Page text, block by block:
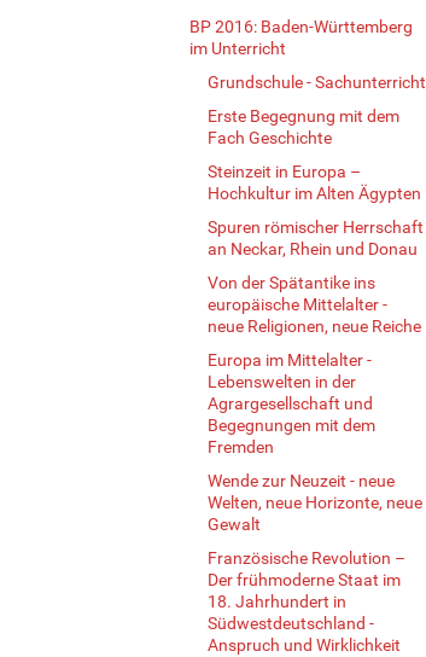
BP 2016: Baden-Württemberg
im Unterricht
Grundschule - Sachunterricht
Erste Begegnung mit dem
Fach Geschichte
Steinzeit in Europa –
Hochkultur im Alten Ägypten
Spuren römischer Herrschaft
an Neckar, Rhein und Donau
Von der Spätantike ins
europäische Mittelalter -
neue Religionen, neue Reiche
Europa im Mittelalter -
Lebenswelten in der
Agrargesellschaft und
Begegnungen mit dem
Fremden
Wende zur Neuzeit - neue
Welten, neue Horizonte, neue
Gewalt
Französische Revolution –
Der frühmoderne Staat im
18. Jahrhundert in
Südwestdeutschland -
Anspruch und Wirklichkeit